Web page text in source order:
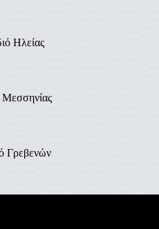
Ηλείας
Γρεβενών